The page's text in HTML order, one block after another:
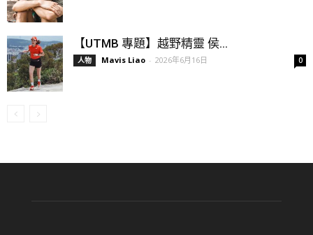
【UTMB 專題】越野精靈 侯...
人物 Mavis Liao - 2026年6月16日 0